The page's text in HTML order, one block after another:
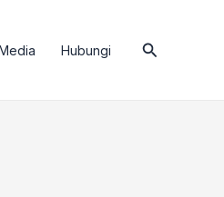
Hubungi Search